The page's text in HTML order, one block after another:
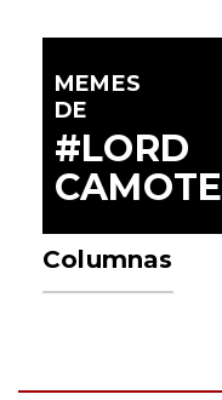
MEMES
DE
#LORD
CAMOTE
Columnas